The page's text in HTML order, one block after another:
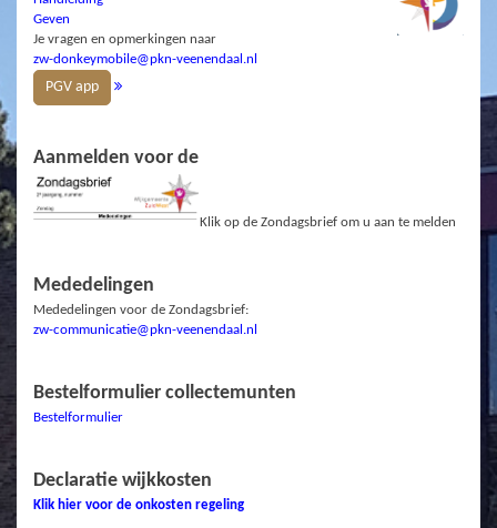
Geven
Je vragen en opmerkingen naar
zw-donkeymobile@pkn-veenendaal.nl
PGV app
Aanmelden voor de
Klik op de Zondagsbrief om u aan te melden
Mededelingen
Mededelingen voor de Zondagsbrief:
zw-communicatie@pkn-veenendaal.nl
Bestelformulier collectemunten
Bestelformulier
Declaratie wijkkosten
Klik hier voor de onkosten regeling